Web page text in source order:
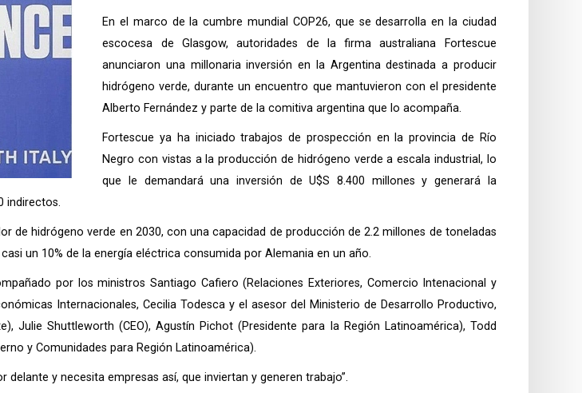
En el marco de la cumbre mundial COP26, que se desarrolla en la ciudad
escocesa de Glasgow, autoridades de la firma australiana Fortescue
anunciaron una millonaria inversión en la Argentina destinada a producir
hidrógeno verde, durante un encuentro que mantuvieron con el presidente
Alberto Fernández y parte de la comitiva argentina que lo acompaña.
Fortescue ya ha iniciado trabajos de prospección en la provincia de Río
Negro con vistas a la producción de hidrógeno verde a escala industrial, lo
que le demandará una inversión de U$S 8.400 millones y generará la
indirectos.
de hidrógeno verde en 2030, con una capacidad de producción de 2.2 millones de toneladas
un 10% de la energía eléctrica consumida por Alemania en un año.
por los ministros Santiago Cafiero (Relaciones Exteriores, Comercio Intenacional y
Internacionales, Cecilia Todesca y el asesor del Ministerio de Desarrollo Productivo,
Julie Shuttleworth (CEO), Agustín Pichot (Presidente para la Región Latinoamérica), Todd
y Comunidades para Región Latinoamérica).
y necesita empresas así, que inviertan y generen trabajo”.